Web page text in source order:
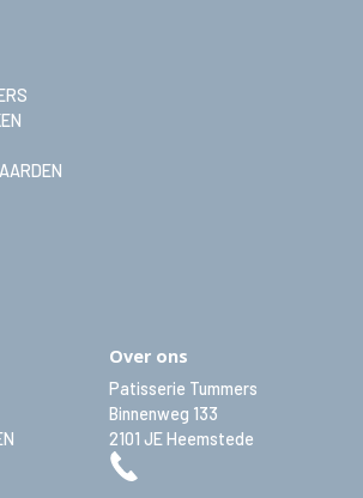
Over ons
Patisserie Tummers
Binnenweg 133
2101 JEHeemstede